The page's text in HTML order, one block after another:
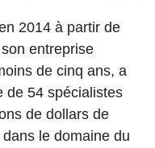
2014 à partir de
entreprise
de cinq ans, a
de 54 spécialistes
de dollars de
le domaine du